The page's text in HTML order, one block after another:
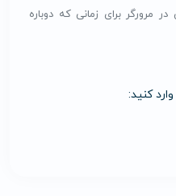
مرورگر برای زمانی که دوباره
کنید: